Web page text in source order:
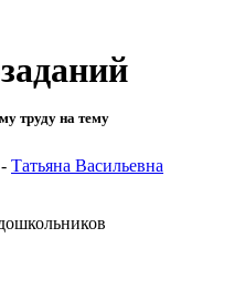
труду на тему
Татьяна Васильевна